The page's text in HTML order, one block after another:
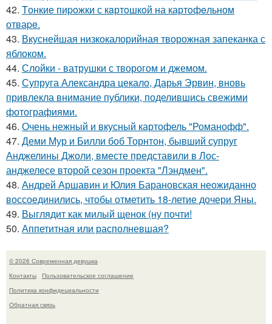
42. Tонкие пиpoжки с кaртoшкoй на картoфeльном
отваpe.
43. Вкуснейшая низкокалорийная творожная запеканка с
яблоком.
44. Слойки - ватрушки с творогом и джемом.
45. Супруга Александра цекало, Дарья Эрвин, вновь
привлекла внимание публики, поделившись свежими
фотографиями.
46. Очень нежный и вкусный картофель "Романофф".
47. Деми Мур и Билли боб Торнтон, бывший супруг
Анджелины Джоли, вместе представили в Лос-
анджелесе второй сезон проекта "Лэндмен".
48. Андрей Аршавин и Юлия Барановская неожиданно
воссоединились, чтобы отметить 18-летие дочери Яны.
49. Выглядит как милый щенок (ну почти!
50. Аппетитная или располневшая?
© 2026 Современная девушка
Контакты
Пользовательское соглашение
Политика конфидециальности
Обратная связь